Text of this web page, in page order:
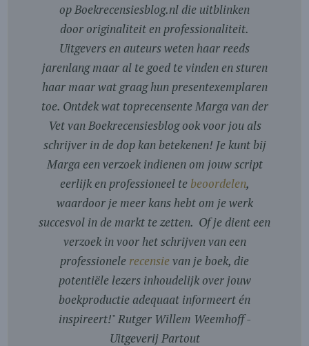
op Boekrecensiesblog.nl die uitblinken
door originaliteit en professionaliteit.
Uitgevers en auteurs weten haar reeds
jarenlang maar al te goed te vinden en sturen
haar maar wat graag hun presentexemplaren
toe. Ontdek wat toprecensente Marga van der
Vet van Boekrecensiesblog ook voor jou als
schrijver in de dop kan betekenen! Je kunt bij
Marga een verzoek indienen om jouw script
eerlijk en professioneel te beoordelen,
waardoor je meer kans hebt om je werk
succesvol in de markt te zetten. Of je dient een
verzoek in voor het schrijven van een
professionele recensievan je boek, die
potentiële lezers inhoudelijk over jouw
boekproductie adequaat informeert én
inspireert!"Rutger Willem Weemhoff -
Uitgeverij Partout